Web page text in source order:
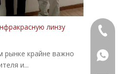
линзу
рынке крайне важно
и...
+86-